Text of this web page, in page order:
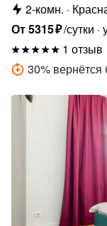
2-комн.
От5315₽/сутки
1 отзыв
30% вернётся